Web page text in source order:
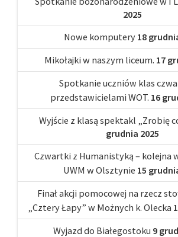
2025
Nowe komputery 18
Mikołajki w naszym liceum. 17
Spotkanie uczniów klas
przedstawicielami WOT. 16
Wyjście z klasą spektakl „Zrobię
grudnia 2025
Czwartki z Humanistyką – kolejna
UWM w Olsztynie 15
Finał akcji pomocowej na rzecz
„Cztery Łapy” w Możnych k. Olecka
Wyjazd do Białegostoku 9